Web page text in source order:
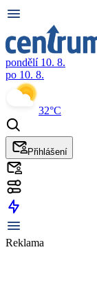
pondělí 10. 8.
po 10. 8.
32°C
Přihlášení
Reklama